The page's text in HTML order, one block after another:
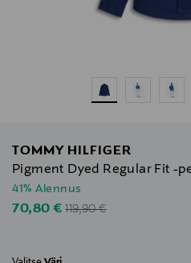
TOMMY HILFIGER
Pigment Dyed Regular Fit -
41% Alennus
Discounted Price
70,80 €Original Price
119,90 €